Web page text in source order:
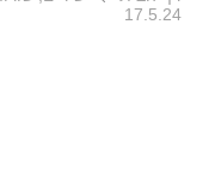
17.5.24